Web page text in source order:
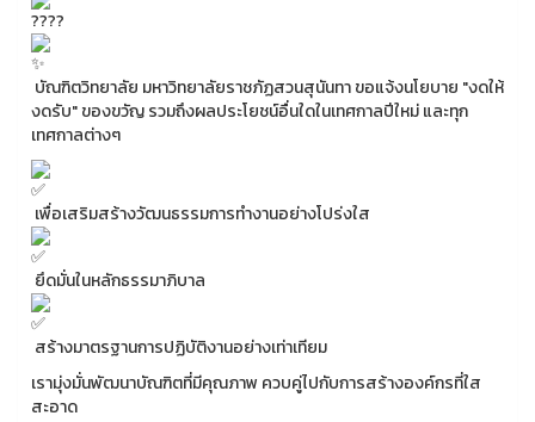
บัณฑิตวิทยาลัย มหาวิทยาลัยราชภัฏสวนสุนันทา ขอแจ้งนโยบาย "งดให้
งดรับ" ของขวัญ รวมถึงผลประโยชน์อื่นใดในเทศกาลปีใหม่ และทุก
เทศกาลต่างๆ
เพื่อเสริมสร้างวัฒนธรรมการทำงานอย่างโปร่งใส
ยึดมั่นในหลักธรรมาภิบาล
สร้างมาตรฐานการปฏิบัติงานอย่างเท่าเทียม
เรามุ่งมั่นพัฒนาบัณฑิตที่มีคุณภาพ ควบคู่ไปกับการสร้างองค์กรที่ใส
สะอาด